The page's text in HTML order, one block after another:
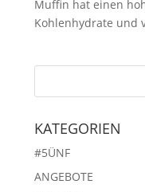
Muffin hat einen
Kohlenhydrate und
KATEGORIEN
#5ÜNF
ANGEBOTE